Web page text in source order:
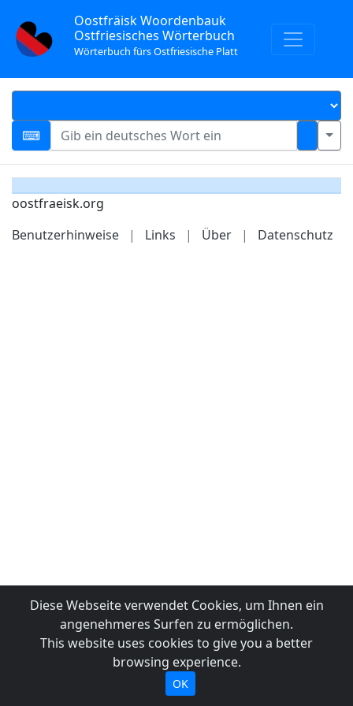
Oostfräisk Woordenbauk
Ostfriesisches Wörterbuch
Wörterbuch fürs Ostfriesische Platt
oostfraeisk.org
Benutzerhinweise
| Links | Über | Datenschutz
Diese Webseite verwendet Cookies, um Ihnen ein
angenehmeres Surfen zu ermöglichen.
This website uses cookies to give you a better
browsing experience.
OK